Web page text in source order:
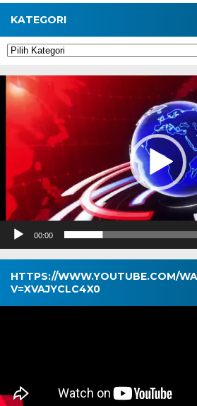
KATEGORI
Kategori
Pemutar
Video
00:00
HTTPS://WWW.YOUTUBE.COM/
V=XVAJYCLC4X0
Pemutar